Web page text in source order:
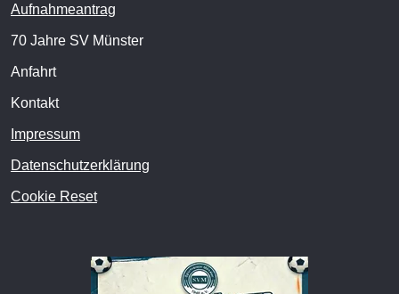
Aufnahmeantrag
70 Jahre SV Münster
Anfahrt
Kontakt
Impressum
Datenschutzerklärung
Cookie Reset